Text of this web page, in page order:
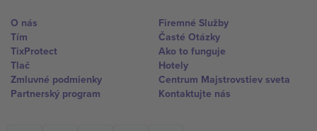
O nás
Tím
TixProtect
Tlač
Zmluvné podmienky
Partnerský program
Firemné Služby
Časté Otázky
Ako to funguje
Hotely
Centrum Majstrovstiev sveta
Kontaktujte nás